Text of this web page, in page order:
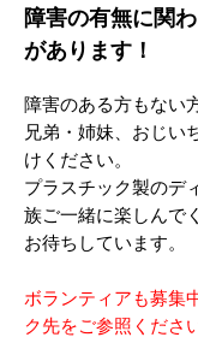
障害の有無に関
があります！
障害のある方もない
兄弟・姉妹、おじい
けください。
プラスチック製のデ
族ご一緒に楽しんで
お待ちしています。
ボランティアも募集
ク先をご参照くださ